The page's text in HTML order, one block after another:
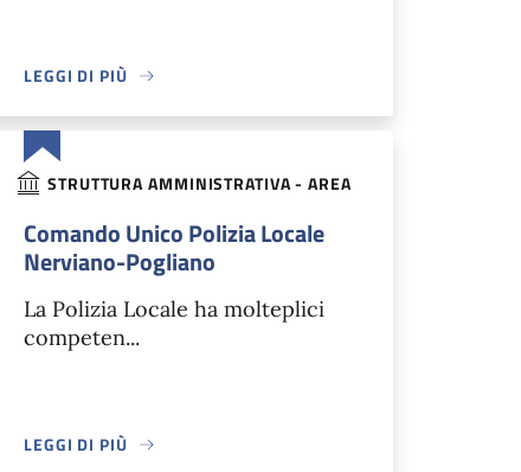
LEGGI DI PIÙ
STRUTTURA AMMINISTRATIVA - AREA
Comando Unico Polizia Locale
Nerviano-Pogliano
La Polizia Locale ha molteplici
competen...
LEGGI DI PIÙ